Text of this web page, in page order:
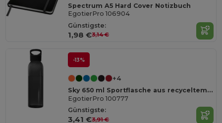
Spectrum A5 Hard Cover Notizbuch
EgotierPro 106904
Günstigste:
1,98 €3,14 €
-13%
+4
Sky 650 ml Sportflasche aus recyceltem Kunststoff
EgotierPro 100777
Günstigste:
3,41 €3,91 €